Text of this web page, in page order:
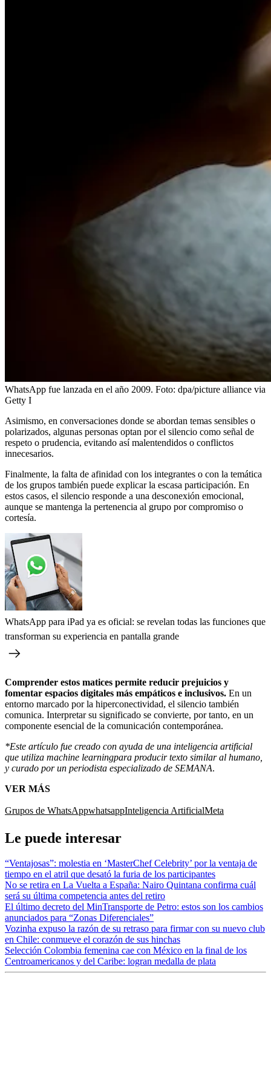
WhatsApp fue lanzada en el año 2009. Foto: dpa/picture alliance via
Getty I
Asimismo, en conversaciones donde se abordan temas sensibles o
polarizados, algunas personas optan por el silencio como señal de
respeto o prudencia, evitando así malentendidos o conflictos
innecesarios.
Finalmente, la falta de afinidad con los integrantes o con la temática
de los grupos también puede explicar la escasa participación. En
estos casos, el silencio responde a una desconexión emocional,
aunque se mantenga la pertenencia al grupo por compromiso o
cortesía.
WhatsApp para iPad ya es oficial: se revelan todas las funciones que
transforman su experiencia en pantalla grande
Comprender estos matices permite reducir prejuicios y
fomentar espacios digitales más empáticos e inclusivos. En un
entorno marcado por la hiperconectividad, el silencio también
comunica. Interpretar su significado se convierte, por tanto, en un
componente esencial de la comunicación contemporánea.
*Este artículo fue creado con ayuda de una inteligencia artificial
que utiliza machine learningpara producir texto similar al humano,
y curado por un periodista especializado de SEMANA.
VER MÁS
Grupos de WhatsAppwhatsappInteligencia ArtificialMeta
Le puede interesar
“Ventajosas”: molestia en ‘MasterChef Celebrity’ por la ventaja de
tiempo en el atril que desató la furia de los participantes
No se retira en La Vuelta a España: Nairo Quintana confirma cuál
será su última competencia antes del retiro
El último decreto del MinTransporte de Petro: estos son los cambios
anunciados para “Zonas Diferenciales”
Vozinha expuso la razón de su retraso para firmar con su nuevo club
en Chile: conmueve el corazón de sus hinchas
Selección Colombia femenina cae con México en la final de los
Centroamericanos y del Caribe: logran medalla de plata